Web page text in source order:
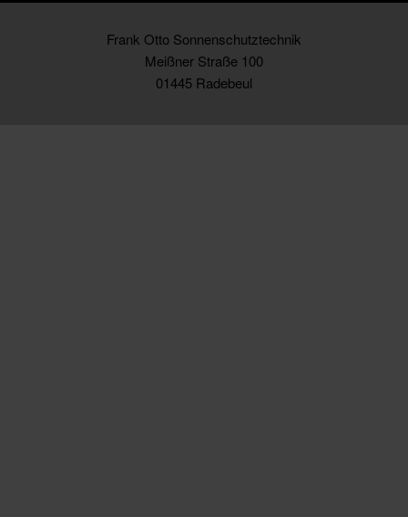
Frank Otto Sonnenschutztechnik
Meißner Straße 100
01445 Radebeul